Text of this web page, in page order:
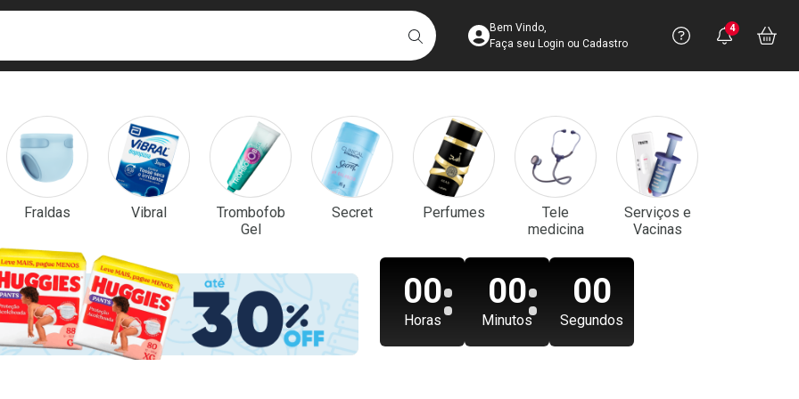
BUSCARAcesse sua Conta
Bem Vindo,
Faça seu Login ou Cadastro
Precisa de
Ver Recursos
Você
4
Destaque
Fraldas Vibral
Trombofob
Gel
Secret Perfumes
Tele
medicina
Serviços e
Vacinas
Horas
00
Minutos
00
Segundos
00